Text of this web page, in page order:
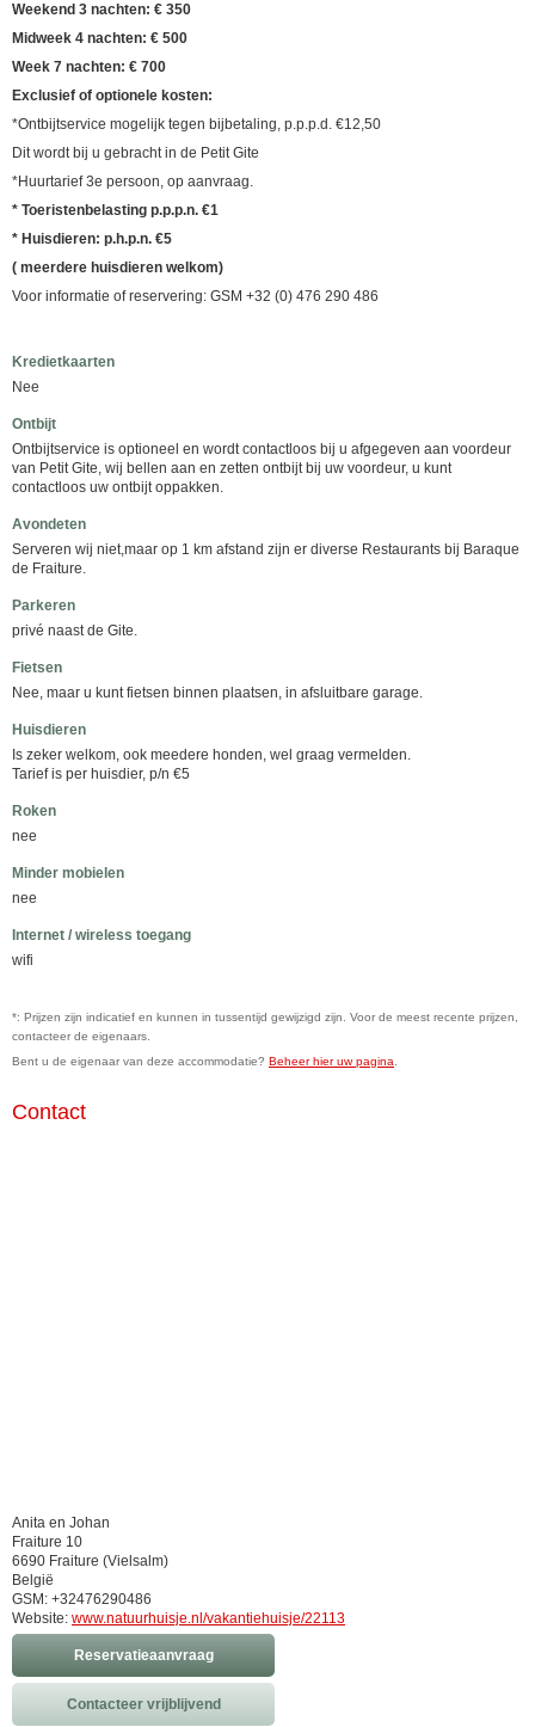
Weekend 3 nachten: € 350
Midweek 4 nachten: € 500
Week 7 nachten: € 700
Exclusief of optionele kosten:
*Ontbijtservice mogelijk tegen bijbetaling, p.p.p.d. €12,50
Dit wordt bij u gebracht in de Petit Gite
*Huurtarief 3e persoon, op aanvraag.
* Toeristenbelasting p.p.p.n. €1
* Huisdieren: p.h.p.n. €5
( meerdere huisdieren welkom)
Voor informatie of reservering: GSM +32 (0) 476 290 486
Kredietkaarten
Nee
Ontbijt
Ontbijtservice is optioneel en wordt contactloos bij u afgegeven aan voordeur
van Petit Gite, wij bellen aan en zetten ontbijt bij uw voordeur, u kunt
contactloos uw ontbijt oppakken.
Avondeten
Serveren wij niet,maar op 1 km afstand zijn er diverse Restaurants bij Baraque
de Fraiture.
Parkeren
privé naast de Gite.
Fietsen
Nee, maar u kunt fietsen binnen plaatsen, in afsluitbare garage.
Huisdieren
Is zeker welkom, ook meedere honden, wel graag vermelden.
Tarief is per huisdier, p/n €5
Roken
nee
Minder mobielen
nee
Internet / wireless toegang
wifi
*: Prijzen zijn indicatief en kunnen in tussentijd gewijzigd zijn. Voor de meest recente prijzen,
contacteer de eigenaars.
Bent u de eigenaar van deze accommodatie? Beheer hier uw pagina
Contact
Anita en Johan
Fraiture 10
6690 Fraiture (Vielsalm)
België
GSM: +32476290486
Website: www.natuurhuisje.nl/vakantiehuisje/22113
Reservatieaanvraag
Contacteer vrijblijvend